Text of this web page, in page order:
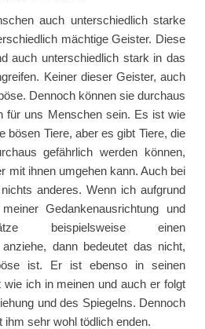
auch unterschiedlich starke
mächtige Geister. Diese
auch unterschiedlich stark in das
Keiner dieser Geister, auch
Dennoch können sie durchaus
für uns Menschen sein. Es ist wie
bösen Tiere, aber es gibt Tiere, die
gefährlich werden können,
mit ihnen umgehen kann. Auch bei
anderes. Wenn ich aufgrund
Gedankenausrichtung und
beispielsweise einen
dann bedeutet das nicht,
ist. Er ist ebenso in seinen
ich in meinen und auch er folgt
und des Spiegelns. Dennoch
ihm sehr wohl tödlich enden.